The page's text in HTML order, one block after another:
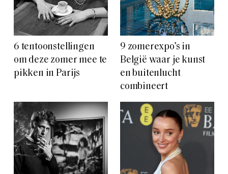
6 tentoonstellingen
om deze zomer mee te
pikken in Parijs
9 zomerexpo’s in
België waar je kunst
en buitenlucht
combineert